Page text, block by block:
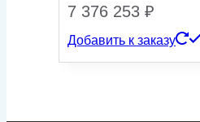
7 376 253 ₽
Добавить к заказу